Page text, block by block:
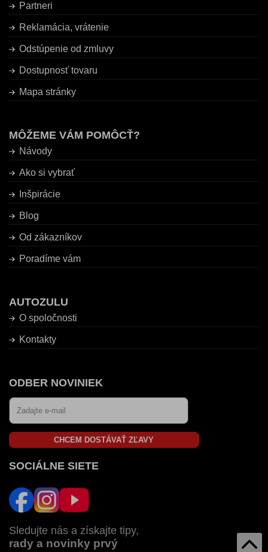
Partneri
Reklamácia, vrátenie
Odstúpenie od zmluvy
Dostupnosť tovaru
Mapa stránky
MÔŽEME VÁM POMÔCŤ?
Návody
Ako si vybrať
Inšpirácie
Blog
Od zákazníkov
Poradíme vám
AUTOZULU
O spoločnosti
Kontakty
ODBER NOVINIEK
CHCEM DOSTÁVAŤ ZĽAVY
SOCIÁLNE SIETE
Sledujte nás a získajte tipy,
rady a novinky prvý